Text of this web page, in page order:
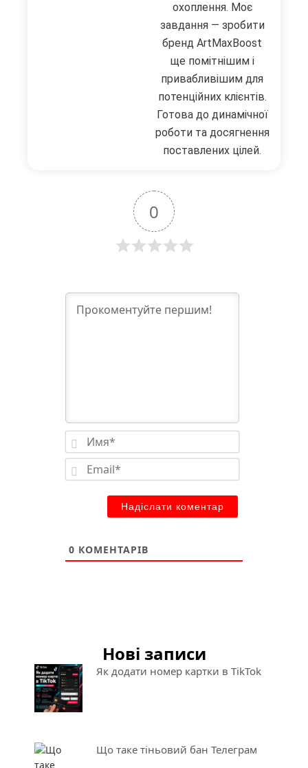
охоплення. Моє
завдання — зробити
бренд ArtMaxBoost
ще помітнішим і
привабливішим для
потенційних клієнтів.
Готова до динамічної
роботи та досягнення
поставлених цілей.
0
Имя*
0 КОМЕНТАРІВ
Нові записи
Як додати номер картки в TikTok
Що таке тіньовий бан Телеграм